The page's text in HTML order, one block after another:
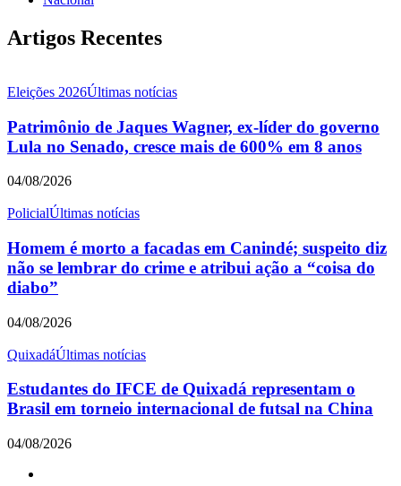
Artigos Recentes
Eleições 2026Últimas notícias
Patrimônio de Jaques Wagner, ex-líder do governo
Lula no Senado, cresce mais de 600% em 8 anos
04/08/2026
PolicialÚltimas notícias
Homem é morto a facadas em Canindé; suspeito diz
não se lembrar do crime e atribui ação a “coisa do
diabo”
04/08/2026
QuixadáÚltimas notícias
Estudantes do IFCE de Quixadá representam o
Brasil em torneio internacional de futsal na China
04/08/2026